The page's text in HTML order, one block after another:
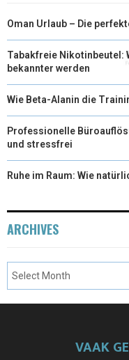
Oman Urlaub – Die
Tabakfreie Nikotinbeutel:
bekannter werden
Wie Beta-Alanin die
Professionelle
und stressfrei
Ruhe im Raum: Wie
ARCHIVES
VAAK